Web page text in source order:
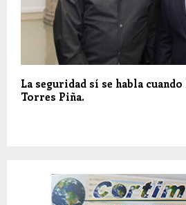
La seguridad sí se habla
Torres Piña.